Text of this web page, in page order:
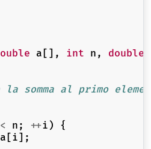
a [], int n , double
somma al primo
< n ; ++i )
{
a [i];